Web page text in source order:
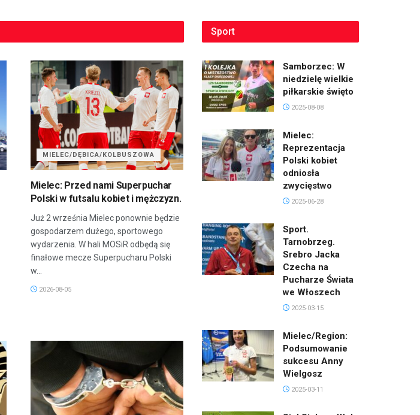
MIELEC/DĘBICA/KOLBUSZOWA
Mielec: Przed nami Superpuchar
Polski w futsalu kobiet i mężczyzn.
Już 2 września Mielec ponownie będzie
gospodarzem dużego, sportowego
wydarzenia. W hali MOSiR odbędą się
finałowe mecze Superpucharu Polski
w...
2026-08-05
Sport
Samborzec: W
niedzielę wielkie
piłkarskie święto
2025-08-08
Mielec:
Reprezentacja
Polski kobiet
odniosła
zwycięstwo
2025-06-28
Sport.
Tarnobrzeg.
Srebro Jacka
Czecha na
Pucharze Świata
we Włoszech
2025-03-15
Mielec/Region:
Podsumowanie
sukcesu Anny
Wielgosz
2025-03-11